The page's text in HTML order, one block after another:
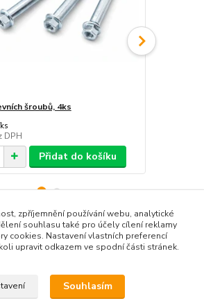
šroubů, 4ks
ks
DPH
Přidat do košíku
kategoriích
zpříjemnění používání webu, analytické
souhlasu také pro účely cílení reklamy
cookies. Nastavení vlastních preferencí
upravit odkazem ve spodní části stránek.
Souhlasím